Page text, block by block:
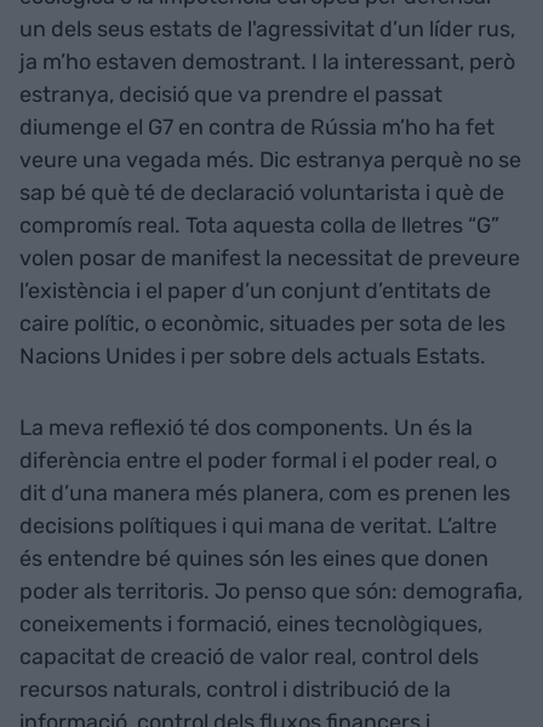
un dels seus estats de l'agressivitat d’un líder rus,
ja m’ho estaven demostrant. I la interessant, però
estranya, decisió que va prendre el passat
diumenge el G7 en contra de Rússia m’ho ha fet
veure una vegada més. Dic estranya perquè no se
sap bé què té de declaració voluntarista i què de
compromís real. Tota aquesta colla de lletres “G”
volen posar de manifest la necessitat de preveure
l’existència i el paper d’un conjunt d’entitats de
caire polític, o econòmic, situades per sota de les
Nacions Unides i per sobre dels actuals Estats.
La meva reflexió té dos components. Un és la
diferència entre el poder formal i el poder real, o
dit d’una manera més planera, com es prenen les
decisions polítiques i qui mana de veritat. L’altre
és entendre bé quines són les eines que donen
poder als territoris. Jo penso que són: demografia,
coneixements i formació, eines tecnològiques,
capacitat de creació de valor real, control dels
recursos naturals, control i distribució de la